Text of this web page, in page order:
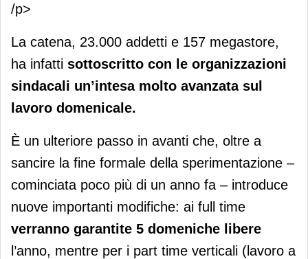
/p>
La catena, 23.000 addetti e 157 megastore,
ha infatti sottoscritto con le organizzazioni
sindacali un’intesa molto avanzata sul
lavoro domenicale.
È un ulteriore passo in avanti che, oltre a
sancire la fine formale della sperimentazione –
cominciata poco più di un anno fa – introduce
nuove importanti modifiche: ai full time
verranno garantite 5 domeniche libere
l’anno, mentre per i part time verticali (lavoro a